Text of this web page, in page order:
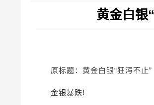
黄金白银
原标题：黄金白银“狂泻不止
金银暴跌!